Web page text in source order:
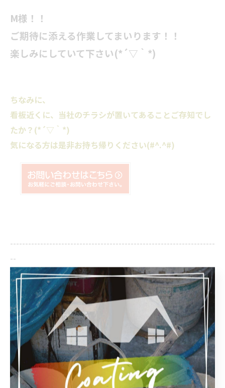
M様！！
ご期待に添える作業してまいります！！
楽しみにしていて下さい(*´▽｀*)
ちなみに、
看板近くに、当社のチラシが置いてあることご存知でし
たか？(*´▽｀*)
気になる方は是非お持ち帰りください(#^.^#)
--------------------------------------------------------------------
--
おゆみ野工房
千葉県千葉市緑区辺田町152-1
電話番号:043-292-6633
FAX番号:043-292-6633
--------------------------------------------------------------------
--